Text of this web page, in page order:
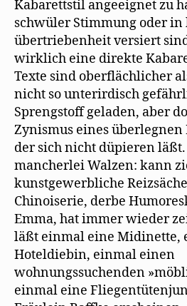
Kabarettstil angeeignet zu
schwüler Stimmung oder in
übertriebenheit versiert
wirklich eine direkte
Texte sind oberflächlicher
nicht so unterirdisch
Sprengstoff geladen, aber
Zynismus eines
der sich nicht düpieren
mancherlei Walzen: kann
kunstgewerbliche
Chinoiserie, derbe
Emma, hat immer wieder
läßt einmal eine Midinette,
Hoteldiebin, einmal einen
wohnungssuchenden
einmal eine